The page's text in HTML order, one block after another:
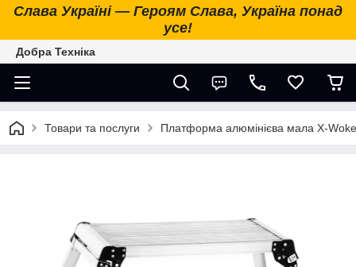
Слава Україні — Героям Слава, Україна понад
усе!
Добра Техніка
Товари та послуги Платформа алюмінієва мала X-